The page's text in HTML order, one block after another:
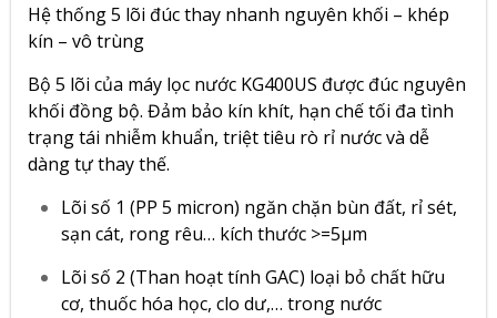
Hệ thống 5 lõi đúc thay nhanh nguyên khối – khép
kín – vô trùng
Bộ 5 lõi của máy lọc nước KG400US được đúc nguyên
khối đồng bộ. Đảm bảo kín khít, hạn chế tối đa tình
trạng tái nhiễm khuẩn, triệt tiêu rò rỉ nước và dễ
dàng tự thay thế.
Lõi số 1 (PP 5 micron) ngăn chặn bùn đất, rỉ sét,
sạn cát, rong rêu… kích thước >=5µm
Lõi số 2 (Than hoạt tính GAC) loại bỏ chất hữu
cơ, thuốc hóa học, clo dư,… trong nước